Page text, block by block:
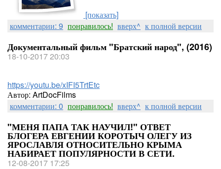
[показать]
комментарии: 9 понравилось! вверх^ к полной версии
Документальный фильм "Братский народ", (2016)
18-10-2017 20:03
https://youtu.be/xIFI5TrtEtc
Автор: ArtDocFilms
комментарии: 0 понравилось! вверх^ к полной версии
"МЕНЯ ПАПА ТАК НАУЧИЛ!" ОТВЕТ
БЛОГЕРА ЕВГЕНИИ КОРОТЫЧ ОЛЕГУ ИЗ
ЯРОСЛАВЛЯ ОТНОСИТЕЛЬНО КРЫМА
НАБИРАЕТ ПОПУЛЯРНОСТИ В СЕТИ.
12-08-2017 17:25